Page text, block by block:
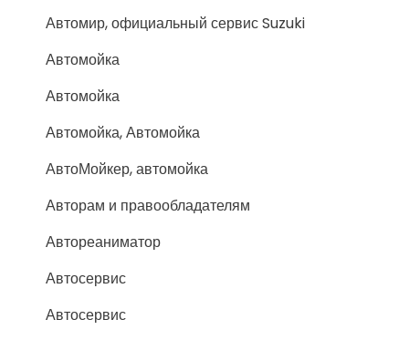
Автомир, официальный сервис Suzuki
Автомойка
Автомойка
Автомойка, Автомойка
АвтоМойкер, автомойка
Авторам и правообладателям
Автореаниматор
Автосервис
Автосервис